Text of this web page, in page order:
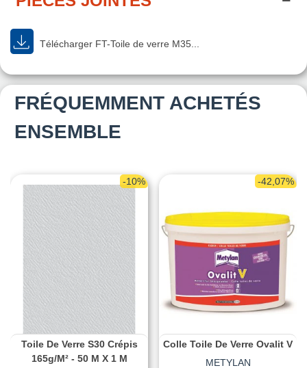
Télécharger FT-Toile de verre M35...
FRÉQUEMMENT ACHETÉS
ENSEMBLE
-10%
Toile De Verre S30 Crépis
165g/m² - 50 M X 1 M
-42,07%
Colle Toile De Verre Ovalit V
METYLAN